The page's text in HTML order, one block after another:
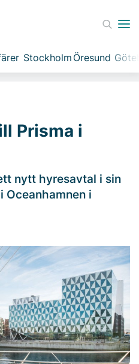
Stockholm Öresund
Prisma i
nytt hyresavtal i sin
Oceanhamnen i